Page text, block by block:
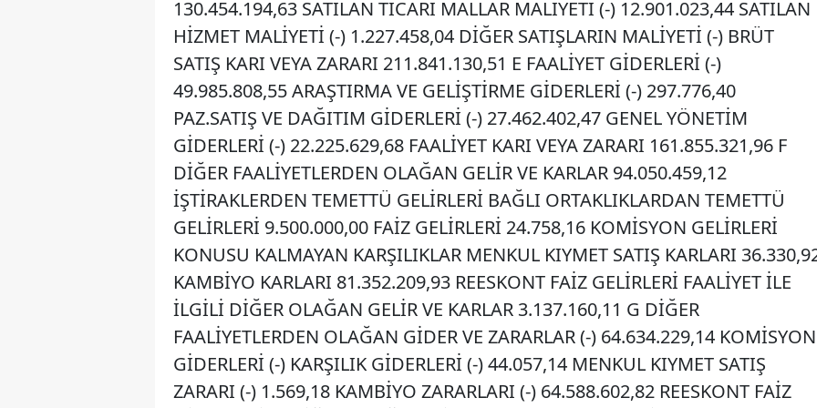
130.454.194,63 SATILAN TİCARİ MALLAR MALİYETİ (-) 12.901.023,44 SATILAN
HİZMET MALİYETİ (-) 1.227.458,04 DİĞER SATIŞLARIN MALİYETİ (-) BRÜT
SATIŞ KARI VEYA ZARARI 211.841.130,51 E FAALİYET GİDERLERİ (-)
49.985.808,55 ARAŞTIRMA VE GELİŞTİRME GİDERLERİ (-) 297.776,40
PAZ.SATIŞ VE DAĞITIM GİDERLERİ (-) 27.462.402,47 GENEL YÖNETİM
GİDERLERİ (-) 22.225.629,68 FAALİYET KARI VEYA ZARARI 161.855.321,96 F
DİĞER FAALİYETLERDEN OLAĞAN GELİR VE KARLAR 94.050.459,12
İŞTİRAKLERDEN TEMETTÜ GELİRLERİ BAĞLI ORTAKLIKLARDAN TEMETTÜ
GELİRLERİ 9.500.000,00 FAİZ GELİRLERİ 24.758,16 KOMİSYON GELİRLERİ
KONUSU KALMAYAN KARŞILIKLAR MENKUL KIYMET SATIŞ KARLARI
KAMBİYO KARLARI 81.352.209,93 REESKONT FAİZ GELİRLERİ FAALİYET İLE
İLGİLİ DİĞER OLAĞAN GELİR VE KARLAR 3.137.160,11 G DİĞER
FAALİYETLERDEN OLAĞAN GİDER VE ZARARLAR (-) 64.634.229,14 KOMİSYON
GİDERLERİ (-) KARŞILIK GİDERLERİ (-) 44.057,14 MENKUL KIYMET SATIŞ
ZARARI (-) 1.569,18 KAMBİYO ZARARLARI (-) 64.588.602,82 REESKONT FAİZ